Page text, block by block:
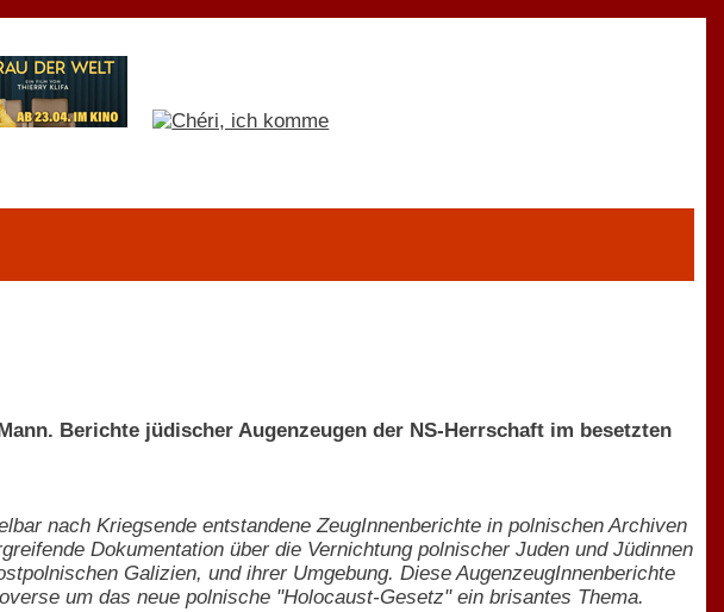
Berichte jüdischer Augenzeugen der NS-Herrschaft im besetzten
nach Kriegsende entstandene ZeugInnenberichte in polnischen Archiven
Dokumentation über die Vernichtung polnischer Juden und Jüdinnen
Galizien, und ihrer Umgebung. Diese AugenzeugInnenberichte
um das neue polnische "Holocaust-Gesetz" ein brisantes Thema.